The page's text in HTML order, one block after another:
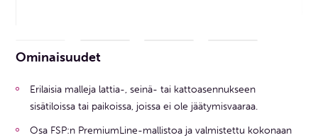
Ominaisuudet
Erilaisia malleja lattia-, seinä- tai kattoasennukseen
sisätiloissa tai paikoissa, joissa ei ole jäätymisvaaraa.
Osa FSP:n PremiumLine-mallistoa ja valmistettu kokonaan